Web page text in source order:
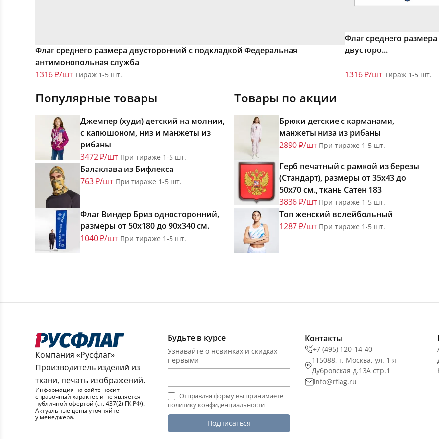
Флаг среднего размера двусторонний с подкладкой Федеральная
антимонопольная служба
1316 ₽/шт Тираж 1-5 шт.
Флаг среднего размера
двусторо...
1316 ₽/шт Тираж 1-5 шт.
Популярные товары
Джемпер (худи) детский на молнии,
с капюшоном, низ и манжеты из
рибаны
3472 ₽/шт При тираже 1-5 шт.
Балаклава из Бифлекса
763 ₽/шт При тираже 1-5 шт.
Флаг Виндер Бриз односторонний,
размеры от 50х180 до 90х340 см.
1040 ₽/шт При тираже 1-5 шт.
Товары по акции
Брюки детские с карманами,
манжеты низа из рибаны
2890 ₽/шт При тираже 1-5 шт.
Герб печатный с рамкой из березы
(Стандарт), размеры от 35х43 до
50х70 см., ткань Сатен 183
3836 ₽/шт При тираже 1-5 шт.
Топ женский волейбольный
1287 ₽/шт При тираже 1-5 шт.
Компания «Русфлаг»
Производитель изделий из
ткани, печать изображений.
Информация на сайте носит
справочный характер и не является
публичной офертой (ст. 437(2) ГК РФ).
Актуальные цены уточняйте
у менеджера.
Будьте в курсе
Узнавайте о новинках и скидках
первыми
Отправляя форму вы принимаете
политику конфиденциальности
Подписаться
Контакты
+7 (495) 120-14-40
115088, г. Москва, ул. 1-я
Дубровская д.13А стр.1
info@rflag.ru